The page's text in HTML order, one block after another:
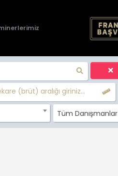
(brüt) aralığı giriniz...
Tüm Danışmanlar